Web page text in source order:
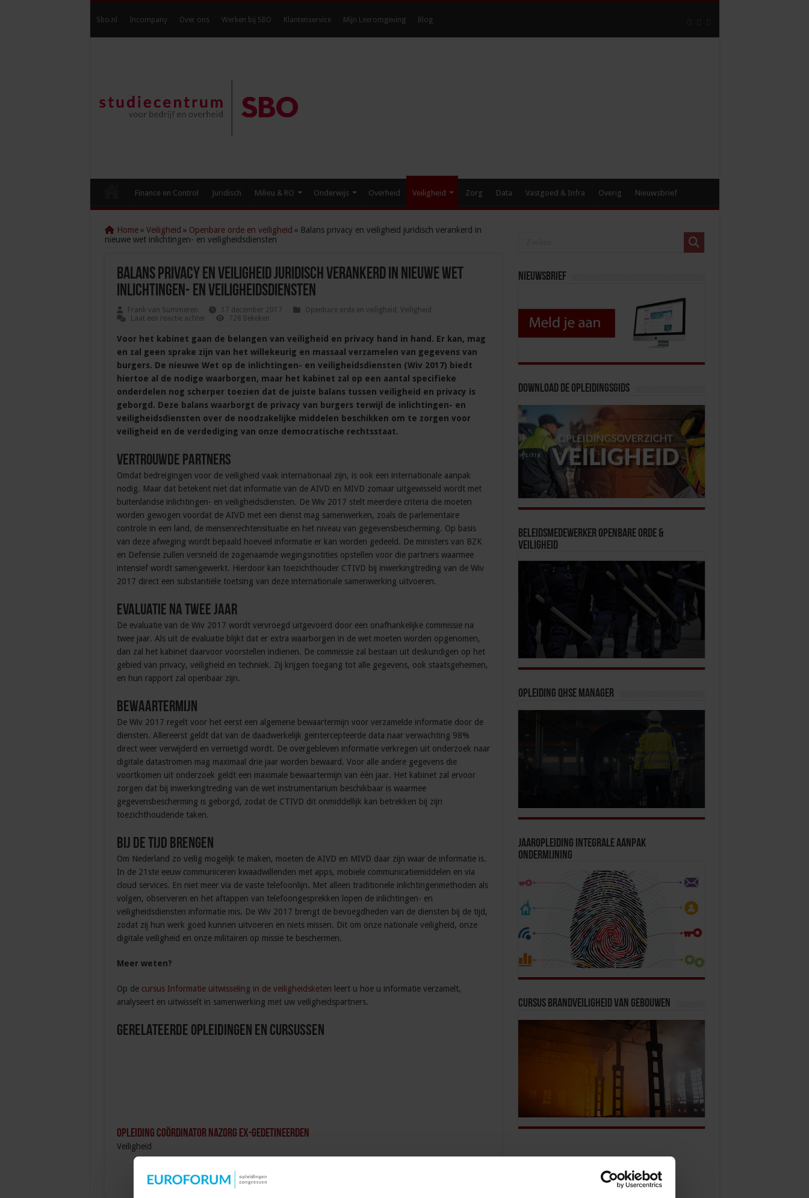
Sbo.nl Incompany Over ons Werken bij SBO Klantenservice Mijn Leeromgeving Blog
Finance en Control Juridisch Milieu & RO Onderwijs Overheid Veiligheid Zorg Data Vastgoed & Infra Overig Nieuwsbrief
Home » Veiligheid » Openbare orde en veiligheid » Balans privacy en veiligheid juridisch verankerd in
nieuwe wet inlichtingen- en veiligheidsdiensten
Balans privacy en veiligheid juridisch verankerd in nieuwe wet
inlichtingen- en veiligheidsdiensten
Frank van Summeren 17 december 2017 Openbare orde en veiligheid , Veiligheid
Laat een reactie achter
728 Bekeken
Voor het kabinet gaan de belangen van veiligheid en privacy hand in hand. Er kan, mag
en zal geen sprake zijn van het willekeurig en massaal verzamelen van gegevens van
burgers. De nieuwe Wet op de inlichtingen- en veiligheidsdiensten (Wiv 2017) biedt
hiertoe al de nodige waarborgen, maar het kabinet zal op een aantal specifieke
onderdelen nog scherper toezien dat de juiste balans tussen veiligheid en privacy is
geborgd. Deze balans waarborgt de privacy van burgers terwijl de inlichtingen- en
veiligheidsdiensten over de noodzakelijke middelen beschikken om te zorgen voor
veiligheid en de verdediging van onze democratische rechtsstaat.
Vertrouwde partners
Omdat bedreigingen voor de veiligheid vaak internationaal zijn, is ook een internationale aanpak
nodig. Maar dat betekent niet dat informatie van de AIVD en MIVD zomaar uitgewisseld wordt met
buitenlandse inlichtingen- en veiligheidsdiensten. De Wiv 2017 stelt meerdere criteria die moeten
worden gewogen voordat de AIVD met een dienst mag samenwerken, zoals de parlementaire
controle in een land, de mensenrechtensituatie en het niveau van gegevensbescherming. Op basis
van deze afweging wordt bepaald hoeveel informatie er kan worden gedeeld. De ministers van BZK
en Defensie zullen versneld de zogenaamde wegingsnotities opstellen voor die partners waarmee
intensief wordt samengewerkt. Hierdoor kan toezichthouder CTIVD bij inwerkingtreding van de Wiv
2017 direct een substantiële toetsing van deze internationale samenwerking uitvoeren.
Evaluatie na twee jaar
De evaluatie van de Wiv 2017 wordt vervroegd uitgevoerd door een onafhankelijke commissie na
twee jaar. Als uit de evaluatie blijkt dat er extra waarborgen in de wet moeten worden opgenomen,
dan zal het kabinet daarvoor voorstellen indienen. De commissie zal bestaan uit deskundigen op het
gebied van privacy, veiligheid en techniek. Zij krijgen toegang tot alle gegevens, ook staatsgeheimen,
en hun rapport zal openbaar zijn.
Bewaartermijn
De Wiv 2017 regelt voor het eerst een algemene bewaartermijn voor verzamelde informatie door de
diensten. Allereerst geldt dat van de daadwerkelijk geïntercepteerde data naar verwachting 98%
direct weer verwijderd en vernietigd wordt. De overgebleven informatie verkregen uit onderzoek naar
digitale datastromen mag maximaal drie jaar worden bewaard. Voor alle andere gegevens die
voortkomen uit onderzoek geldt een maximale bewaartermijn van één jaar. Het kabinet zal ervoor
zorgen dat bij inwerkingtreding van de wet instrumentarium beschikbaar is waarmee
gegevensbescherming is geborgd, zodat de CTIVD dit onmiddellijk kan betrekken bij zijn
toezichthoudende taken.
Bij de tijd brengen
Om Nederland zo veilig mogelijk te maken, moeten de AIVD en MIVD daar zijn waar de informatie is.
In de 21ste eeuw communiceren kwaadwillenden met apps, mobiele communicatiemiddelen en via
cloud services. En niet meer via de vaste telefoonlijn. Met alleen traditionele inlichtingenmethoden als
volgen, observeren en het aftappen van telefoongesprekken lopen de inlichtingen- en
veiligheidsdiensten informatie mis. De Wiv 2017 brengt de bevoegdheden van de diensten bij de tijd,
zodat zij hun werk goed kunnen uitvoeren en niets missen. Dit om onze nationale veiligheid, onze
digitale veiligheid en onze militairen op missie te beschermen.
Meer weten?
Op de cursus Informatie uitwisseling in de veiligheidsketen leert u hoe u informatie verzamelt,
analyseert en uitwisselt in samenwerking met uw veiligheidspartners.
Gerelateerde Opleidingen en Cursussen
Opleiding Coördinator nazorg ex-gedetineerden
Veiligheid
Nieuwsbrief
Download de opleidingsgids
Beleidsmedewerker Openbare Orde &
Veiligheid
Opleiding QHSE Manager
Jaaropleiding Integrale Aanpak
Ondermijning
Cursus Brandveiligheid van Gebouwen